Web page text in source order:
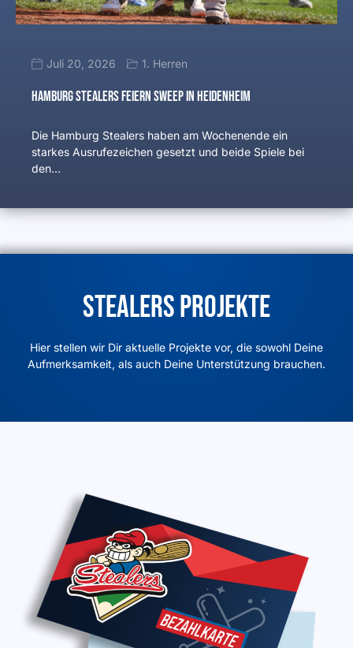
Juli 20, 2026 1. Herren
Hamburg Stealers feiern Sweep in Heidenheim
Die Hamburg Stealers haben am Wochenende ein
starkes Ausrufezeichen gesetzt und beide Spiele bei
den…
Stealers Projekte
Hier stellen wir Dir aktuelle Projekte vor, die sowohl Deine
Aufmerksamkeit, als auch Deine Unterstützung brauchen.